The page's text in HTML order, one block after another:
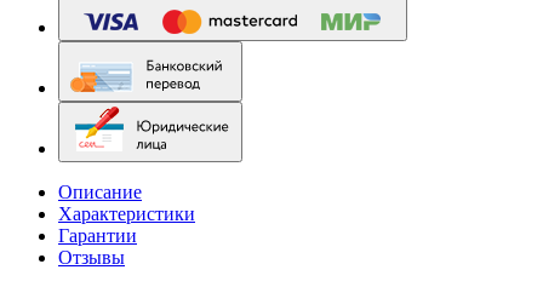
Описание
Характеристики
Гарантии
Отзывы